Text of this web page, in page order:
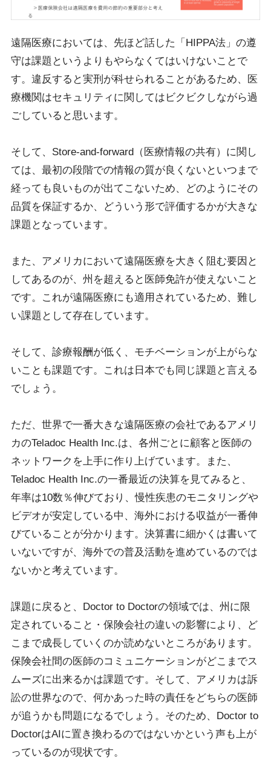
遠隔医療においては、先ほど話した「HIPPA法」の遵
守は課題というよりもやらなくてはいけないことで
す。違反すると実刑が科せられることがあるため、医
療機関はセキュリティに関してはビクビクしながら過
ごしていると思います。
そして、Store-and-forward（医療情報の共有）に関し
ては、最初の段階での情報の質が良くないといつまで
経っても良いものが出てこないため、どのようにその
品質を保証するか、どういう形で評価するかが大きな
課題となっています。
また、アメリカにおいて遠隔医療を大きく阻む要因と
してあるのが、州を超えると医師免許が使えないこと
です。これが遠隔医療にも適用されているため、難し
い課題として存在しています。
そして、診療報酬が低く、モチベーションが上がらな
いことも課題です。これは日本でも同じ課題と言える
でしょう。
ただ、世界で一番大きな遠隔医療の会社であるアメリ
カのTeladoc Health Inc.は、各州ごとに顧客と医師の
ネットワークを上手に作り上げています。また、
Teladoc Health Inc.の一番最近の決算を見てみると、
年率は10数％伸びており、慢性疾患のモニタリングや
ビデオが安定している中、海外における収益が一番伸
びていることが分かります。決算書に細かくは書いて
いないですが、海外での普及活動を進めているのでは
ないかと考えています。
課題に戻ると、Doctor to Doctorの領域では、州に限
定されていること・保険会社の違いの影響により、ど
こまで成長していくのか読めないところがあります。
保険会社間の医師のコミュニケーションがどこまでス
ムーズに出来るかは課題です。そして、アメリカは訴
訟の世界なので、何かあった時の責任をどちらの医師
が追うかも問題になるでしょう。そのため、Doctor to
DoctorはAIに置き換わるのではないかという声も上が
っているのが現状です。